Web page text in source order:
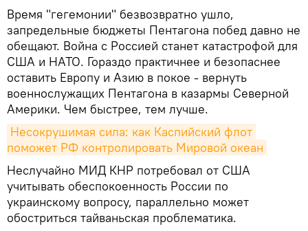
Время "гегемонии" безвозвратно ушло,
запредельные бюджеты Пентагона побед давно не
обещают. Война с Россией станет катастрофой для
США и НАТО. Гораздо практичнее и безопаснее
оставить Европу и Азию в покое - вернуть
военнослужащих Пентагона в казармы Северной
Америки. Чем быстрее, тем лучше.
Несокрушимая сила: как Каспийский флот
поможет РФ контролировать Мировой океан
Неслучайно МИД КНР потребовал от США
учитывать обеспокоенность России по
украинскому вопросу, параллельно может
обостриться тайваньская проблематика.